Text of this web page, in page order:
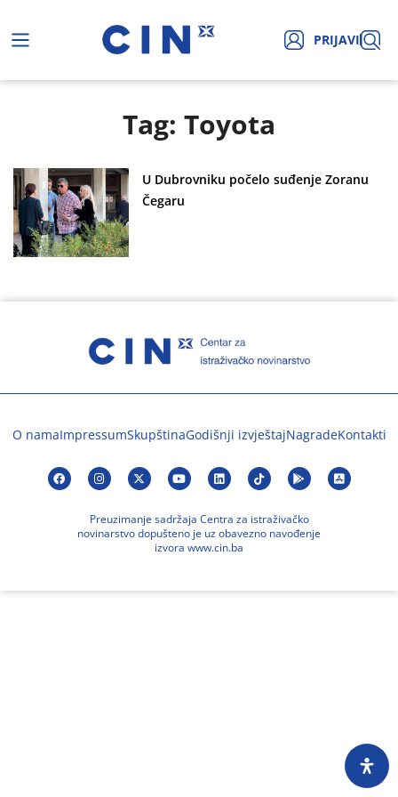
PRIJAVI
Tag: Toyota
U Dubrovniku počelo suđenje Zoranu
Čegaru
O namaImpressumSkupštinaGodišnji izvještajNagradeKontakti
Preuzimanje sadržaja Centra za istraživačko
novinarstvo dopušteno je uz obavezno navođenje
izvora www.cin.ba